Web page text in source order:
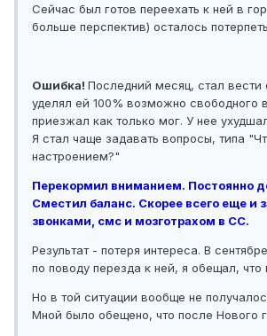
Сейчас был готов переехать к ней в
больше перспектив) осталось
Ошибка! Последний месяц, стал вести
уделял ей 100% возможно свободного
приезжал как только мог. У нее
Я стал чаще задавать вопросы, типа
настроением?"
Перекормил вниманием. Постоянно
Сместил баланс. Скорее всего еще и
звонками, смс и мозготрахом в СС.
Результат - потеря интереса. В
по поводу перезда к ней, я обещал, что
Но в той ситуации вообще не
Мной было обещено, что после Нового